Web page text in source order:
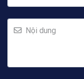
Nội dung